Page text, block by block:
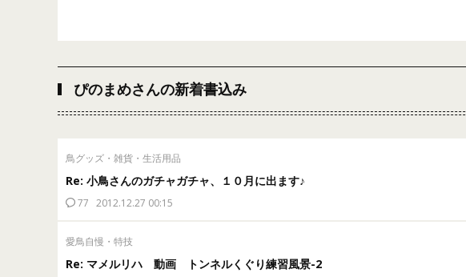
ぴのまめさんの新着書込み
鳥グッズ・雑貨・生活用品
Re: 小鳥さんのガチャガチャ、１０月に出ます♪
77 2012.12.27 00:15
愛鳥自慢・特技
Re: マメルリハ 動画 トンネルくぐり練習風景-2